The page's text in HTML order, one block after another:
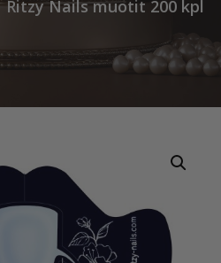
Ritzy Nails muotit 200 kpl